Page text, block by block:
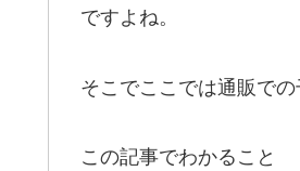
ですよね。
そこでここでは通販で
この記事でわかること